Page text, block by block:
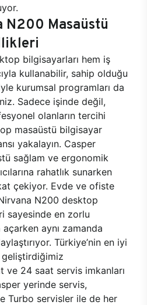
N200 Masaüstü
bilgisayarları hem iş
kullanabilir, sahip olduğu
kurumsal programları da
Sadece işinde değil,
olanların tercihi
masaüstü bilgisayar
yakalayın. Casper
sağlam ve ergonomik
rahatlık sunarken
çekiyor. Evde ve ofiste
N200 desktop
sayesinde en zorlu
aynı zamanda
Türkiye’nin en iyi
geliştirdiğimiz
ve 24 saat servis imkanları
yerinde servis,
Turbo servisler ile de her